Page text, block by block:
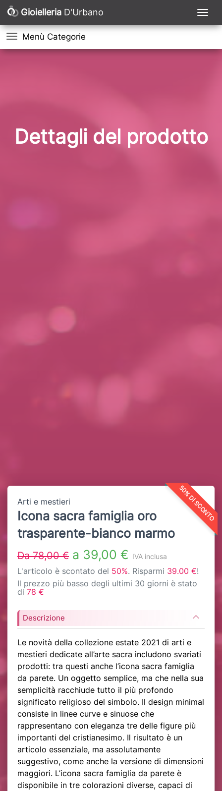
Gioielleria D'Urbano
Menù Categorie
Dettagli del prodotto
50% DI SCONTO
Arti e mestieri
Icona sacra famiglia oro
trasparente-bianco marmo
Da 78,00 € a 39,00 € IVA inclusa
L'articolo è scontato del 50%. Risparmi 39.00 €!
Il prezzo più basso degli ultimi 30 giorni è stato
di 78 €
Descrizione
Le novità della collezione estate 2021 di arti e
mestieri dedicate all’arte sacra includono svariati
prodotti: tra questi anche l’icona sacra famiglia
da parete. Un oggetto semplice, ma che nella sua
semplicità racchiude tutto il più profondo
significato religioso del simbolo. Il design minimal
consiste in linee curve e sinuose che
rappresentano con eleganza tre delle figure più
importanti del cristianesimo. Il risultato è un
articolo essenziale, ma assolutamente
suggestivo, come anche la versione di dimensioni
maggiori. L’icona sacra famiglia da parete è
disponibile in tre colorazioni diverse, capaci di